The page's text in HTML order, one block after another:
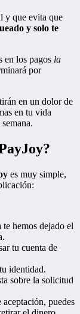
y que evita que
y solo te
en los pagos la
por
en un dolor de
en tu vida
es muy simple,
hemos dejado el
tu cuenta de
identidad.
sobre la solicitud
puedes